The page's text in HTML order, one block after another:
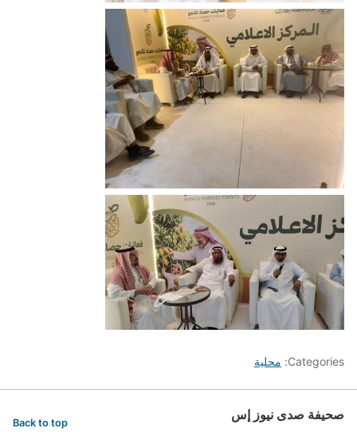
Categories: محلية
صحيفة صدى نيوز إس Back to top